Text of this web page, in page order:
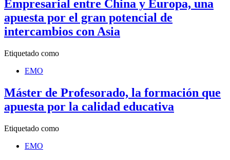
Empresarial entre China y Europa, una
apuesta por el gran potencial de
intercambios con Asia
Etiquetado como
EMO
Máster de Profesorado, la formación que
apuesta por la calidad educativa
Etiquetado como
EMO